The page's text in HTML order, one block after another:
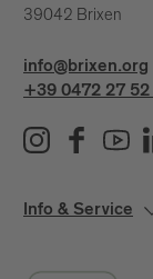
39042 Brixen
info@brixen.org
+39 0472 27 52
Info & Service